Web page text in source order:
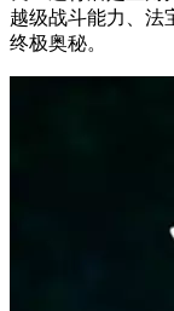
越级战斗能力、法
终极奥秘。